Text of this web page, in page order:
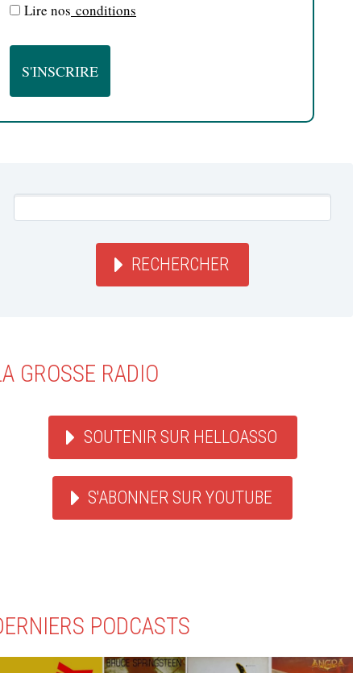
Lire nos conditions
RECHERCHER
GROSSE RADIO
SOUTENIR SUR HELLOASSO
S'ABONNER SUR YOUTUBE
PODCASTS